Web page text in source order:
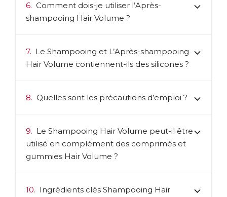
6. Comment dois-je utiliser l’Après-
shampooing Hair Volume ?
7. Le Shampooing et L’Après-shampooing
Hair Volume contiennent-ils des silicones ?
8. Quelles sont les précautions d’emploi ?
9. Le Shampooing Hair Volume peut-il être
utilisé en complément des comprimés et
gummies Hair Volume ?
10. Ingrédients clés Shampooing Hair